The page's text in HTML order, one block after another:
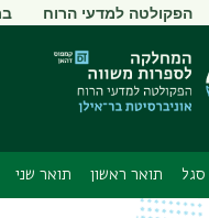
תפריט
משני
הפקולטה למדעי הרוח
סגל תואר ראשון תואר שני